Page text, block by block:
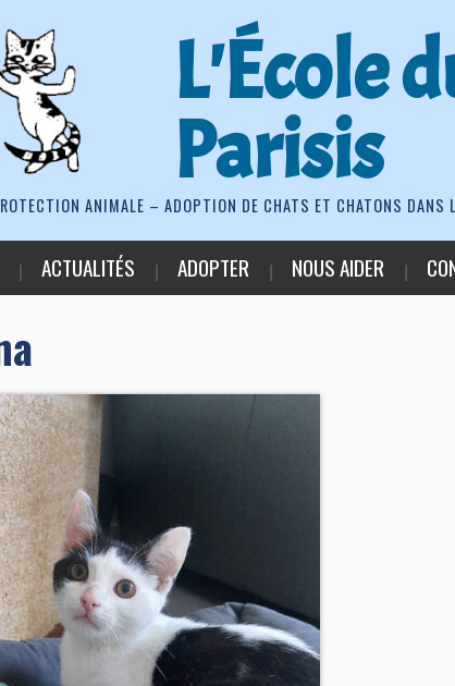
L'École
Parisis
ANIMALE – ADOPTION DE CHATS ET CHATONS DANS
ACTUALITÉS ADOPTER NOUS AIDER